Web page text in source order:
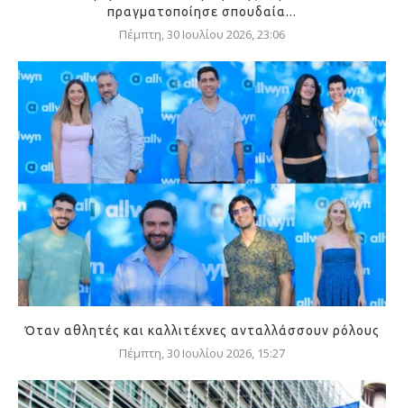
πραγματοποίησε σπουδαία...
Πέμπτη, 30 Ιουλίου 2026, 23:06
Όταν αθλητές και καλλιτέχνες ανταλλάσσουν ρόλους
Πέμπτη, 30 Ιουλίου 2026, 15:27